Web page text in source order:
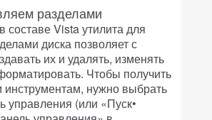
разделами
Vista утилита для
диска позволяет с
их и удалять, изменять
Чтобы получить
инструментам, нужно выбрать
управления (или «Пуск•